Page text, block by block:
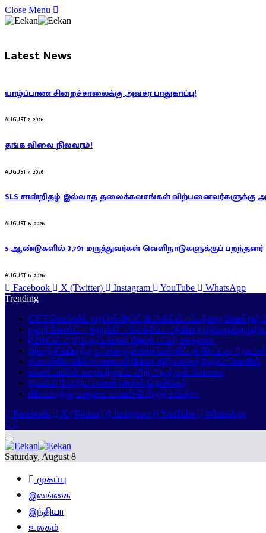
Close Menu
Latest News
யாழ்ப்பாண சிறைச்சாலைக்கு அவசர பாதுகாப்பு!
AUGUST 7, 2026
தங்க விலை நிலவரம்!
AUGUST 7, 2026
SLS சான்றிதழ் இல்லாத தலைக்கவசங்கள் விற்பனைவர்களுக்கு
AUGUST 6, 2026
5 ஆண்டுகளில் 3,791 மருத்துவர்கள் வெளிநாடுகளுக்குப் பறந்தனர்
AUGUST 6, 2026
Facebook X (Twitter) Instagram YouTube
WhatsApp
Trending
GCT செயிண்ட் லூயிஸ் ரேபிட் & பிளிட்ஸ் பட்டத்தை வென்றார்
ஐவரி கோஸ்ட் – துருக்கி – செக்கியா ஆகிய நாடுகளுக்கு
ரி20 யில் அதிக ஓட்டங்கள் ஜோஸ் பட்லர் சாதனை
இளஞ்சிவப்பு நிற பூட்ஸ்களுக்காக மன்னிப்புக் கேட்டது
கிளாஸ்கோவில் காணாமல் போன வீரர்களைத்தேடும் பொலிஸ்
உகண்டாவின் உதைபந்தாட்ட வீரர் அடித்துக் கொலை
நிலவில் மோதிய எலான் மாஸ்க் ரொக்கெற்
விவாகரத்து மனுவை வாபஸ் பெற்றார் சங்கீதா
Facebook
X (Twitter) Instagram YouTube WhatsApp
Saturday, August 8
முகப்பு
இலங்கை
இந்தியா
உலகம்